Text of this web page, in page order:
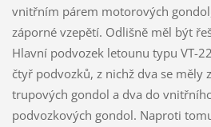
vnitřním párem motorových
záporné vzepětí. Odlišně měl být
Hlavní podvozek letounu typu VT-
čtyř podvozků, z nichž dva se měly
trupových gondol a dva do
podvozkových gondol. Naproti